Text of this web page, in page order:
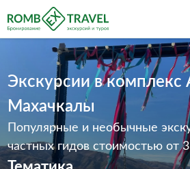
Экскурсии в комплекс
Махачкалы
Популярные и необычные
частных гидов стоимостью от